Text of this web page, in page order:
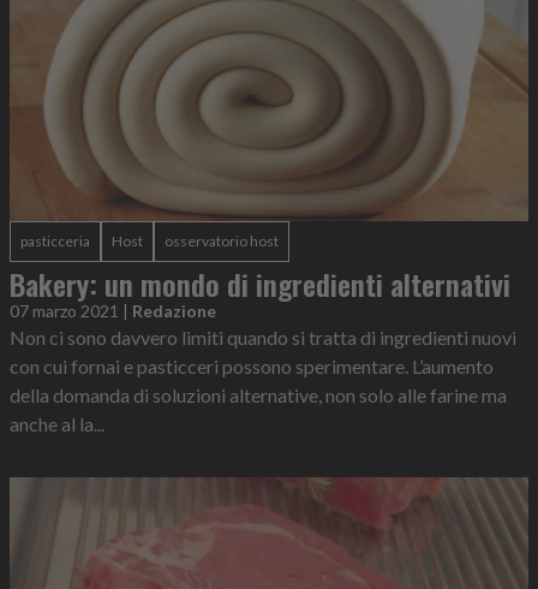
pasticceria Host osservatorio host
Bakery: un mondo di ingredienti alternativi
07 marzo 2021 | Redazione
Non ci sono davvero limiti quando si tratta di ingredienti nuovi
con cui fornai e pasticceri possono sperimentare. L’aumento
della domanda di soluzioni alternative, non solo alle farine ma
anche al la...